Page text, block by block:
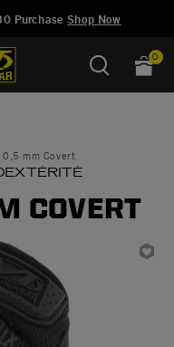
PurchaseShop Now
0
mm Covert
COVERT